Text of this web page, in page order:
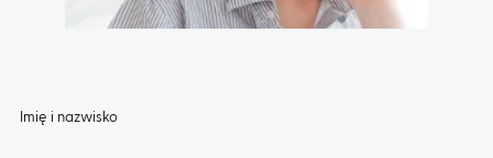
Imię i nazwisko